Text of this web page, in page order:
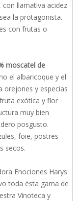
llamativa acidez
la protagonista.
con frutas o
moscatel de
el albaricoque y el
orejones y especias
exótica y flor
muy bien
posgusto.
foie, postres
secos.
Enociones Harys
toda ésta gama de
Vinoteca y